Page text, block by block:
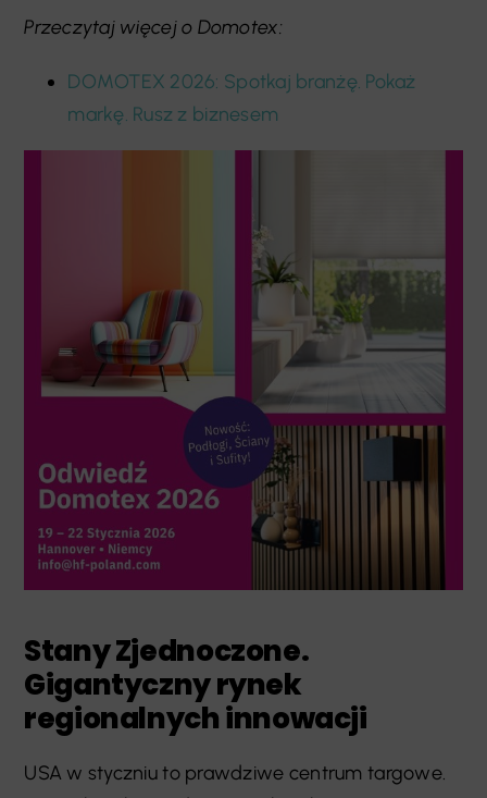
Przeczytaj więcej o Domotex:
DOMOTEX 2026: Spotkaj branżę. Pokaż
markę. Rusz z biznesem
Stany Zjednoczone.
Gigantyczny rynek
regionalnych innowacji
USA w styczniu to prawdziwe centrum targowe.